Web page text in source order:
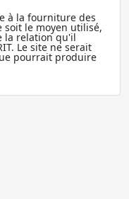
à la fourniture des
soit le moyen utilisé,
la relation qu'il
Le site ne serait
pourrait produire